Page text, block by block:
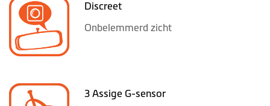
Discreet
Onbelemmerd zicht
3 Assige G-sensor